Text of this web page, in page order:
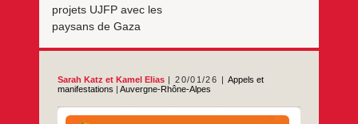
projets UJFP avec les
paysans de Gaza
Sarah Katz etKamel Elias 20/01/26
Appels et
manifestations |Auvergne-Rhône-Alpes